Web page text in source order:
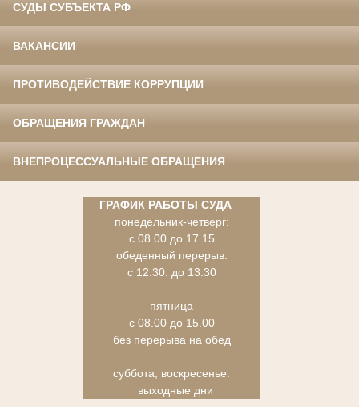
СУДЫ СУБЪЕКТА РФ
ВАКАНСИИ
ПРОТИВОДЕЙСТВИЕ КОРРУПЦИИ
ОБРАЩЕНИЯ ГРАЖДАН
ВНЕПРОЦЕССУАЛЬНЫЕ ОБРАЩЕНИЯ
ГРАФИК РАБОТЫ СУДА
понедельник-четверг:
с 08.00 до 17.15
обеденный перерыв:
с 12.30. до 13.30
пятница
с 08.00 до 15.00
без перерыва на обед
суббота, воскресенье:
выходные дни